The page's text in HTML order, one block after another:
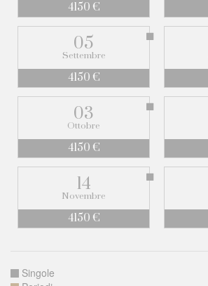
4150 €
05
Settembre
4150 €
03
Ottobre
4150 €
14
Novembre
4150 €
Singole